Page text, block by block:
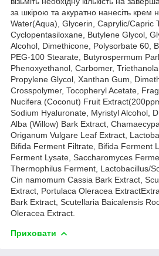
за шкірою та акуратно нанесіть крем
Water(Aqua), Glycerin, Caprylic/Capric
Cyclopentasiloxane, Butylene Glycol,
Alcohol, Dimethicone, Polysorbate 60,
PEG-100 Stearate, Butyrospermum
Phenoxyethanol, Carbomer,
Propylene Glycol, Xanthan Gum,
Crosspolymer, Tocopheryl Acetate,
Nucifera (Coconut) Fruit
Sodium Hyaluronate, Myristyl Alcohol,
Alba (Willow) Bark Extract,
Origanum Vulgare Leaf Extract,
Bifida Ferment Filtrate, Bifida Ferment
Ferment Lysate, Saccharomyces
Thermophilus Ferment, Lactobacillus/
Cin namomum Cassia Bark Extract,
Extract, Portulaca Oleracea
Bark Extract, Scutellaria Baicalensis
Oleracea Extract.
Приховати